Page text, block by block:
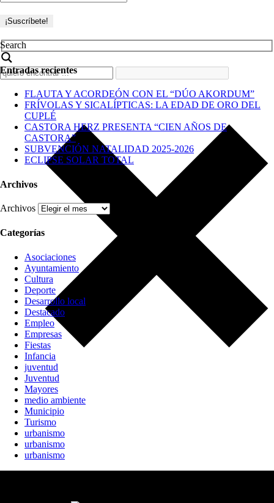
Search
Entradas recientes
FLAUTA Y ACORDEÓN CON EL “DÚO AKORDUM”
FRÍVOLAS Y SICALÍPTICAS: LA EDAD DE ORO DEL
CUPLÉ
CASTORA HERZ PRESENTA “CIEN AÑOS DE
CASTORA”
SUBVENCIÓN NATALIDAD 2025-2026
ECLIPSE SOLAR TOTAL
Archivos
Archivos
Categorías
Asociaciones
Ayuntamiento
Cultura
Deporte
Desarrollo local
Destacado
Empleo
Empresas
Fiestas
Infancia
juventud
Juventud
Mayores
medio ambiente
Municipio
Turismo
urbanismo
urbanismo
urbanismo